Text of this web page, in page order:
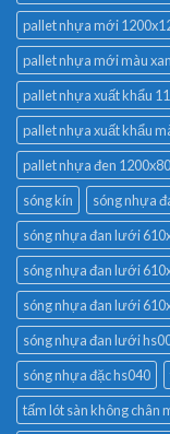
pallet nhựa mới
pallet nhựa mới màu
pallet nhựa xuất khẩu
pallet nhựa xuất khẩu
pallet nhựa đen
sóng kín
sóng nhựa
sóng nhựa đan lưới
sóng nhựa đan lưới
sóng nhựa đan lưới
sóng nhựa đan lưới
sóng nhựa đặc hs040
tấm lót sàn không chân